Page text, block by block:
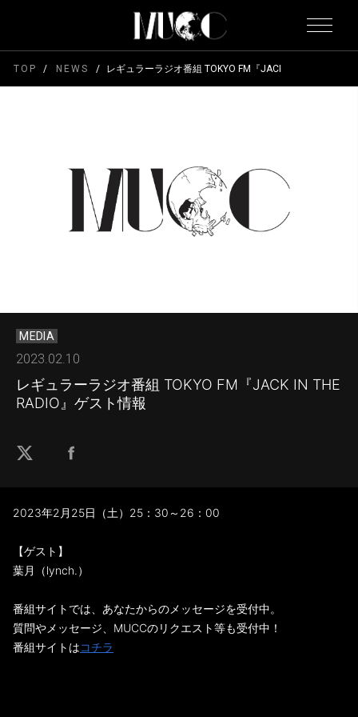
TOP NEWS レギュラーラジオ番組 TOKYO FM『JACK IN THE RADIO
MEDIA
2023.02.10
レギュラーラジオ番組 TOKYO FM『JACK IN THE
RADIO』ゲスト情報
2023年2月25日（土）25：30～26：00
【ゲスト】
葉月（lynch.）
番組サイトでは、あなたからのメッセージを受付中。
質問やメッセージ、MUCCのリクエスト等も受付中！
番組サイトはコチラ